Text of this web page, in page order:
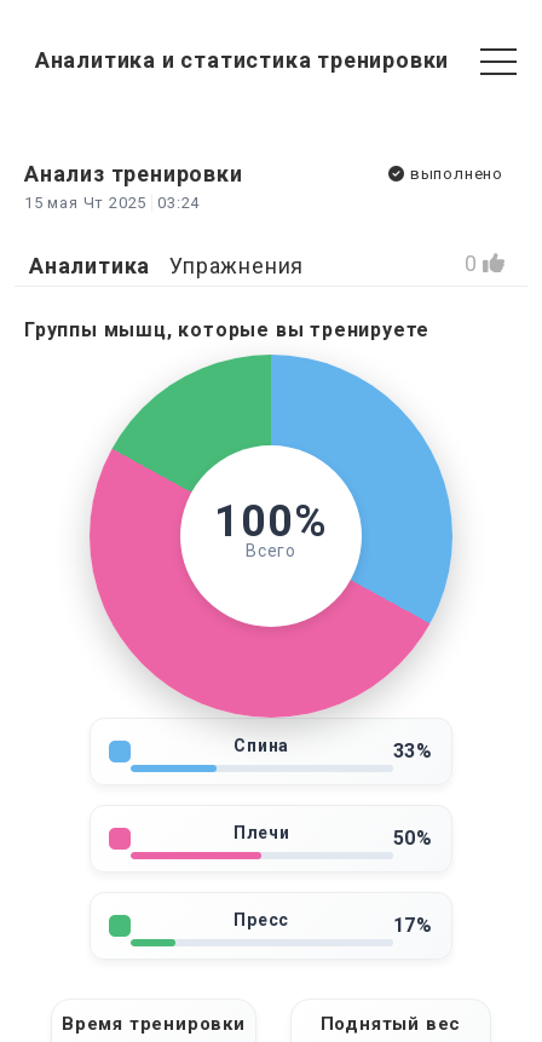
Аналитика и статистика тренировки
Анализ тренировки
15 мая Чт 2025 03:24
выполнено
Аналитика Упражнения 0
Группы мышц, которые вы тренируете
100%
Всего
Спина 33%
Плечи 50%
Пресс 17%
Время тренировки Поднятый вес